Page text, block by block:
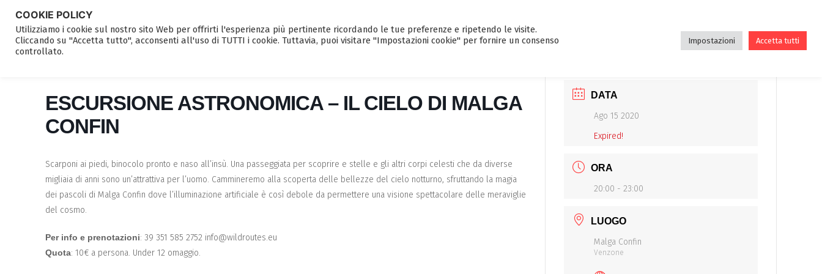
HOME CALENDARIO EVENTI GUIDE ASSOCIAZIONE BLOG
ESCURSIONE ASTRONOMICA – IL CIELO DI MALGA
CONFIN
Scarponi ai piedi, binocolo pronto e naso all’insù. Una passeggiata per scoprire e stelle e gli altri corpi celesti che da diverse
migliaia di anni sono un’attrattiva per l’uomo. Cammineremo alla scoperta delle bellezze del cielo notturno, sfruttando la magia
dei pascoli di Malga Confin dove l’illuminazione artificiale è così debole da permettere una visione spettacolare delle meraviglie
del cosmo.
Per info e prenotazioni: 39 351 585 2752 info@wildroutes.eu
Quota: 10€ a persona. Under 12 omaggio.
DATA
Ago 15 2020
Expired!
ORA
20:00 - 23:00
LUOGO
Malga Confin
Venzone
COOKIE POLICY
Utilizziamo i cookie sul nostro sito Web per offrirti l'esperienza più pertinente ricordando le tue preferenze e ripetendo le visite.
Cliccando su "Accetta tutto", acconsenti all'uso di TUTTI i cookie. Tuttavia, puoi visitare "Impostazioni cookie" per fornire un consenso
controllato.
Impostazioni Accetta tutti